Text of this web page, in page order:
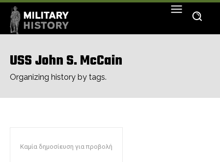
USS John S. McCain
Organizing history by tags.
Καμία δημοσίευση για προβολή